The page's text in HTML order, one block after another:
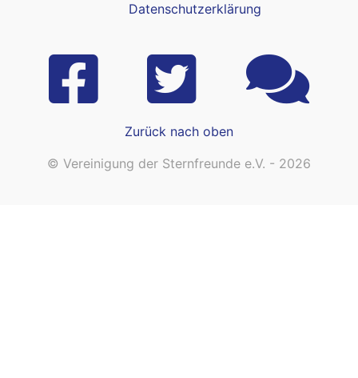
Datenschutzerklärung
Zurück nach oben
© Vereinigung der Sternfreunde e.V. - 2026